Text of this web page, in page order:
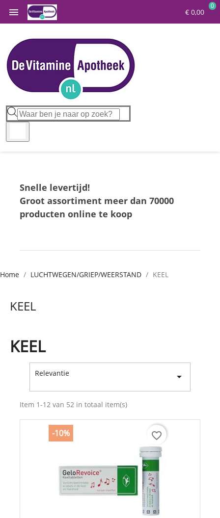
 € 0,00
0
Snelle levertijd!
Groot assortiment meer dan 70000
producten online te koop
Home LUCHTWEGEN/GRIEP/WEERSTAND KEEL
KEEL
KEEL
Relevantie 
Item 1-12 van 52 in totaal item(s)
-10% favorite_border